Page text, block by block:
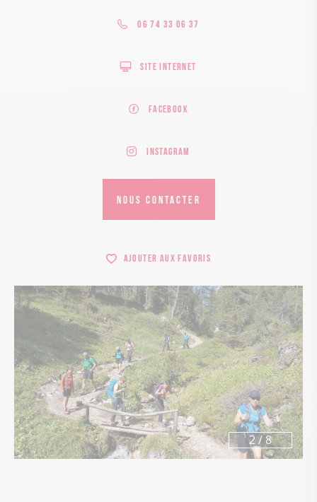
06 74 33 06 37
Site internet
Facebook
Instagram
NOUS CONTACTER
Ajouter aux favoris
3/8